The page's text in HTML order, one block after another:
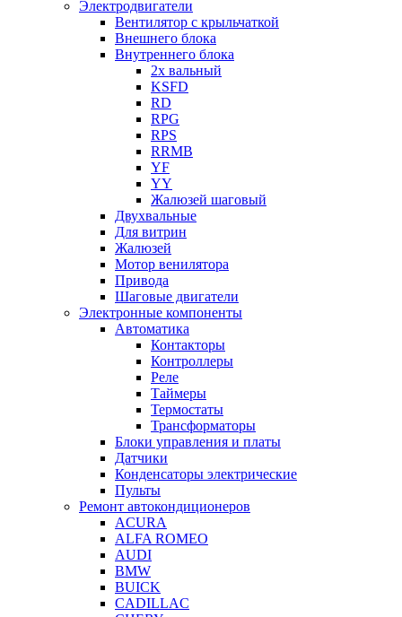
Электродвигатели
Вентилятор с крыльчаткой
Внешнего блока
Внутреннего блока
2х вальный
KSFD
RD
RPG
RPS
RRMB
YF
YY
Жалюзей шаговый
Двухвальные
Для витрин
Жалюзей
Мотор венилятора
Привода
Шаговые двигатели
Электронные компоненты
Автоматика
Контакторы
Контроллеры
Реле
Таймеры
Термостаты
Трансформаторы
Блоки управления и платы
Датчики
Конденсаторы электрические
Пульты
Ремонт автокондиционеров
ACURA
ALFA ROMEO
AUDI
BMW
BUICK
CADILLAC